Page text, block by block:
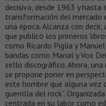
decisiva, desde 1963 y hasta
transformación del mercado
una época. Alcanza con
que publicó los primeros
como Ricardo Piglia y
bandas como Manal y Vox
sello discográfico. Ahora,
se propone poner en
este hombre que alguna vez
guerrilla del rock”.
centrada en su labor como